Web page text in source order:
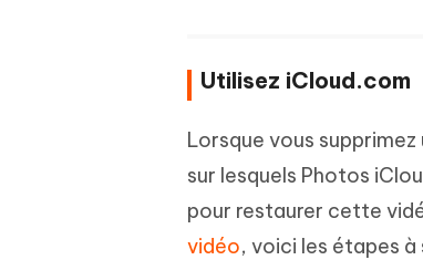
Utilisez iCloud.com
Lorsque vous
sur lesquels Photos
pour restaurer cette
vidéo, voici les étapes à